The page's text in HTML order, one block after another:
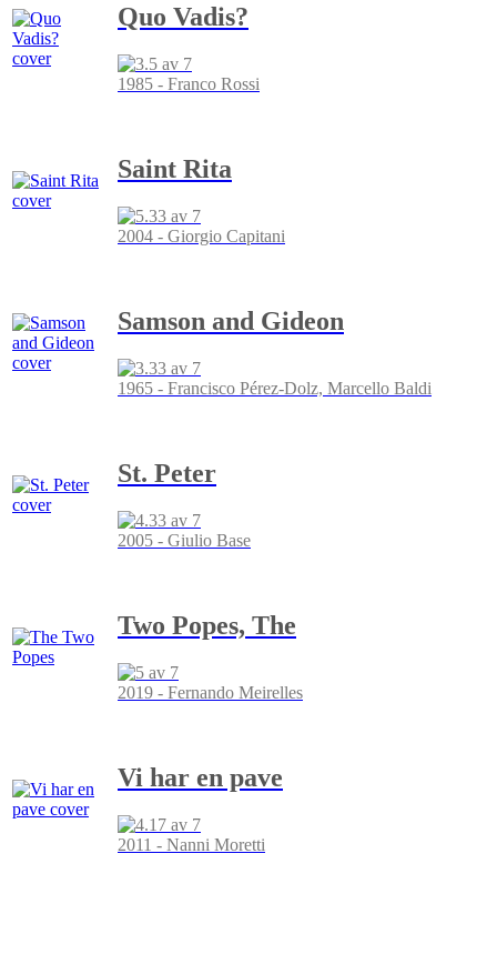
Quo Vadis?
1985 - Franco Rossi
Saint Rita
2004 - Giorgio Capitani
Samson and Gideon
1965 - Francisco Pérez-Dolz, Marcello Baldi
St. Peter
2005 - Giulio Base
Two Popes, The
2019 - Fernando Meirelles
Vi har en pave
2011 - Nanni Moretti